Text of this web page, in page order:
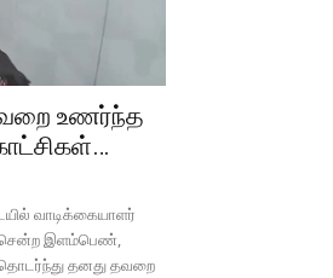
உணர்ந்த
வாடிக்கையாளர்
சென்ற இளம்பெண்,
தொடர்ந்து தனது தவறை